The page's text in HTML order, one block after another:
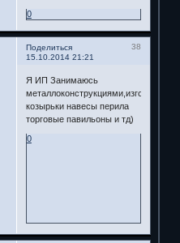
0
Поделиться
38
15.10.2014 21:21
Я ИП Занимаюсь
козырьки навесы перила
торговые павильоны и тд)
0